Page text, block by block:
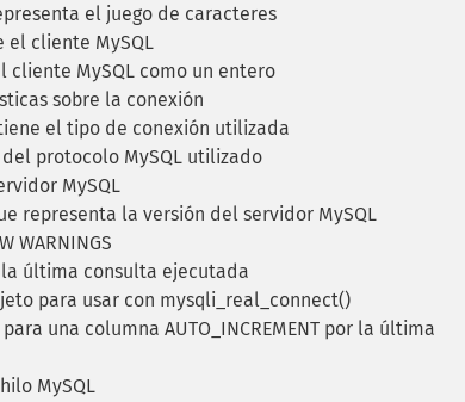
el juego de caracteres
cliente MySQL
MySQL como un entero
sobre la conexión
el tipo de conexión utilizada
protocolo MySQL utilizado
MySQL
representa la versión del servidor MySQL
WARNINGS
última consulta ejecutada
para usar con mysqli_real_connect()
una columna AUTO_INCREMENT por la última
MySQL